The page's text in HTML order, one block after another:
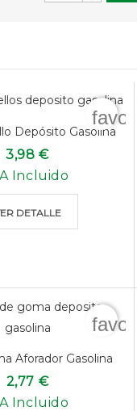
Depósito Gasolina
3,98 €
Incluido
DETALLE
Aforador Gasolina
2,77 €
Incluido